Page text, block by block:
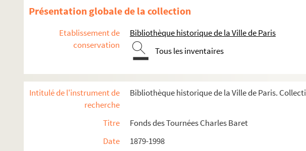
Présentation globale de la collection
Etablissement de
conservation
Bibliothèque historique de la Ville de Paris
Tous les inventaires
Intitulé de l'instrument de
recherche
Bibliothèque historique de la Ville de Paris.
Titre
Fonds des Tournées Charles Baret
Date
1879-1998
8-TEP-015-380. André Gardé (photographe). Magdany
8-TEP-015-382. Nicolas Treatt (photographe). Alix Mahieux
8-TEP-015-383. Jacques Mailhot, Jacqueline Guy, André Aubert et José
8-TEP-015-384. Serge Maillat
8-TEP-015-385. André Nisak (photographe). Jacques Maire
8-TEP-015-386. Gérard Neveu (photographe). Tony Mallet